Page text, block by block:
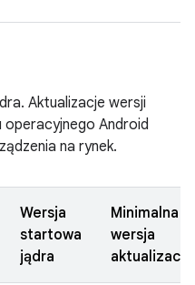
Aktualizacje wersji
Android
na rynek.
Wersja
startowa
jądra
Minimalna
wersja
aktualizacji